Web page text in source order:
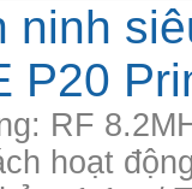
ninh
P20
RF
hoạt